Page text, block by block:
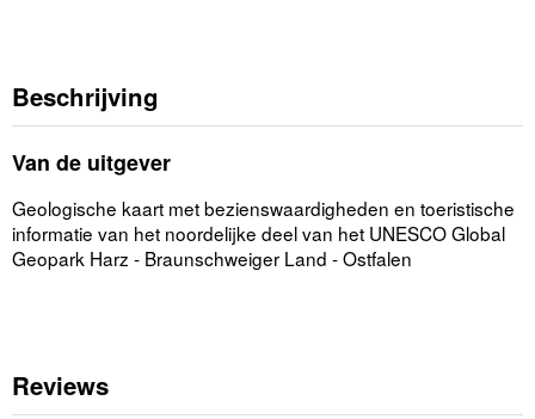
Beschrijving
Van de uitgever
Geologische kaart met bezienswaardigheden en toeristische
informatie van het noordelijke deel van het UNESCO Global
Geopark Harz - Braunschweiger Land - Ostfalen
Reviews